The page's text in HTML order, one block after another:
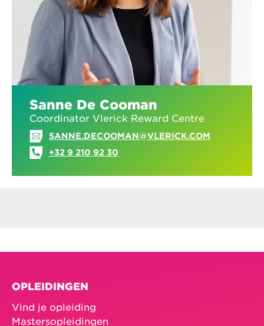
Sanne De Cooman
Coordinator Vlerick Reward Centre
SANNE.DECOOMAN@VLERICK.COM
+32 9 210 92 30
OPLEIDINGEN
Vind je opleiding
Mastersopleidingen